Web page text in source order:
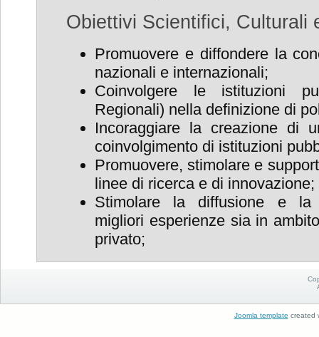
Obiettivi Scientifici, Culturali
Promuovere e diffondere la
nazionali e internazionali;
Coinvolgere le istituzioni
Regionali) nella definizione di
Incoraggiare la creazione di
coinvolgimento di istituzioni
Promuovere, stimolare e
linee di ricerca e di innovazione;
Stimolare la diffusione e la
migliori esperienze sia in
privato;
Joomla template created